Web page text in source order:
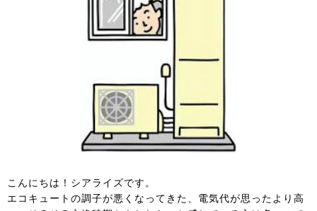
こんにちは！シアライズです。
エコキュートの調子が悪くなってきた、電気代が思ったより高